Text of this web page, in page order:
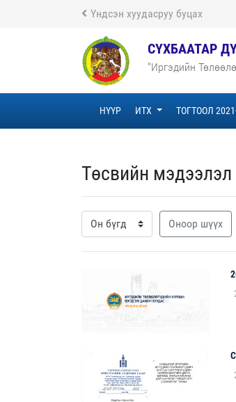
Үндсэн хуудасруу буцах
СҮХБААТАР
"Иргэдийн
НҮҮР ИТХ ТОГТООЛ
Төсвийн мэдээлэл
Оноор шүүх